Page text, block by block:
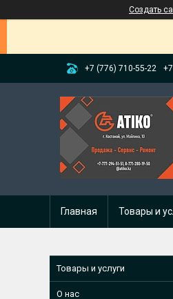
Создать
+7 (776) 710-55-22
Главная Товары и
Товары и услуги
О нас